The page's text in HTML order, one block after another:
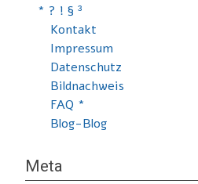
* ? ! § ³
Kontakt
Impressum
Datenschutz
Bildnachweis
FAQ *
Blog-Blog
Meta